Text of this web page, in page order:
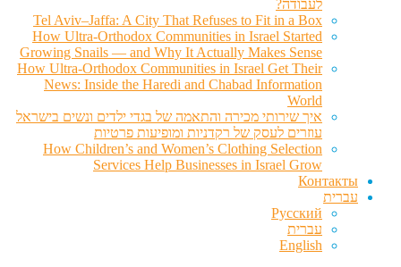
לעבודה?
Tel Aviv–Jaffa: A City That Refuses to Fit in a Box
How Ultra-Orthodox Communities in Israel Started
Growing Snails — and Why It Actually Makes Sense
How Ultra-Orthodox Communities in Israel Get Their
News: Inside the Haredi and Chabad Information
World
איך שירותי מכירה והתאמה של בגדי ילדים ונשים בישראל
עוזרים לעסק של רקדניות ומופיעות פרטיות
How Children’s and Women’s Clothing Selection
Services Help Businesses in Israel Grow
Контакты
עברית
Русский
עברית
English